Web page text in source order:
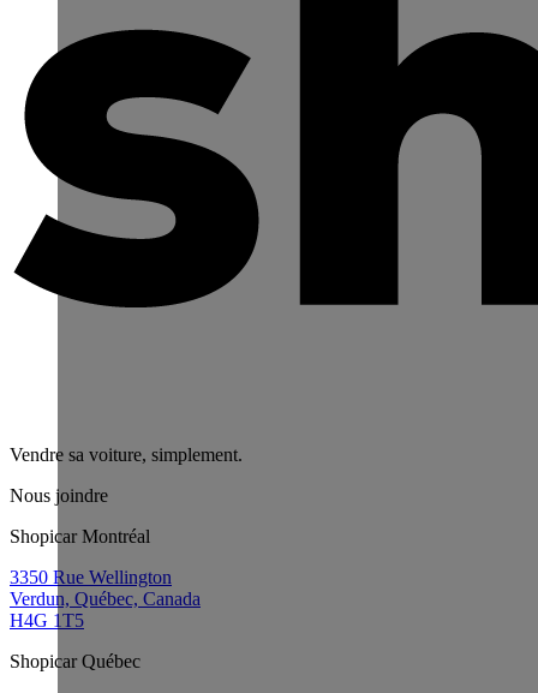
Vendre sa voiture, simplement.
Nous joindre
Shopicar Montréal
3350 Rue Wellington
Verdun, Québec, Canada
H4G 1T5
Shopicar Québec